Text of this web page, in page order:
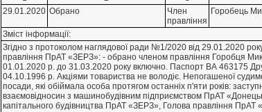
29.01.2020 Обрано
Член
правлiння
Горобець
Зміст інформації:
Згiдно з протоколом наглядової ради №1/2020 вiд 29.01.2020
правлiння ПрАТ «ЗЕРЗ»: - обрано членом правлiння Горобця
01.01.2020 р. до 31.03.2020 року включно. Паспорт ВА 463175
04.10.1996 р. Акцiями товариства не володiє. Непогашеної
посади, якi обiймала особа протягом останнiх п'яти рокiв:
взаємовiдносин з машинобудiвним пiдприємством ПрАТ
капiтального будiвництва ПрАТ «ЗЕРЗ», Голова правлiння